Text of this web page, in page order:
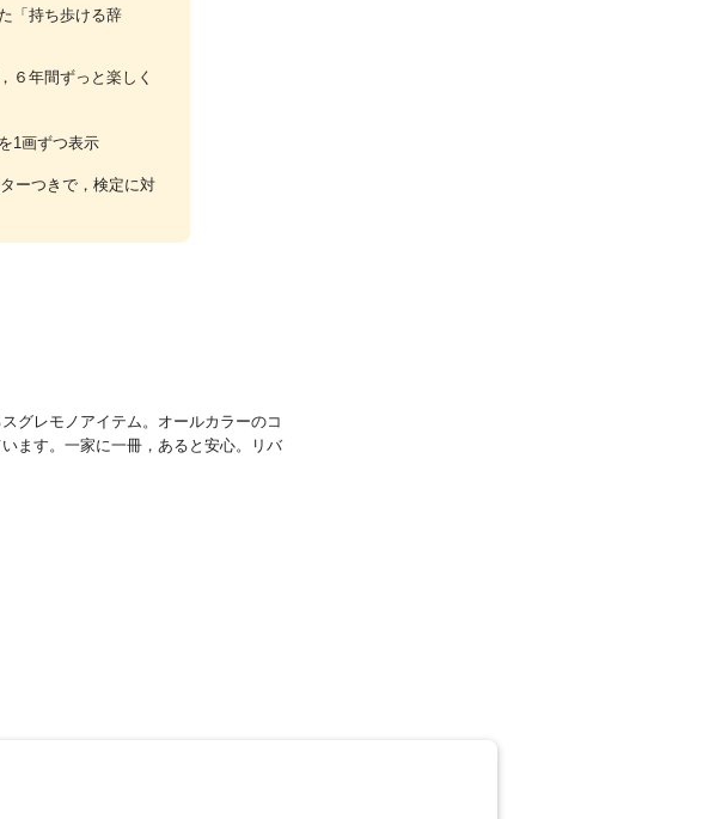
「持ち歩ける辞
６年間ずっと楽しく
1画ずつ表示
ーつきで，検定に対
グレモノアイテム。オールカラーのコ
ます。一家に一冊，あると安心。リバ